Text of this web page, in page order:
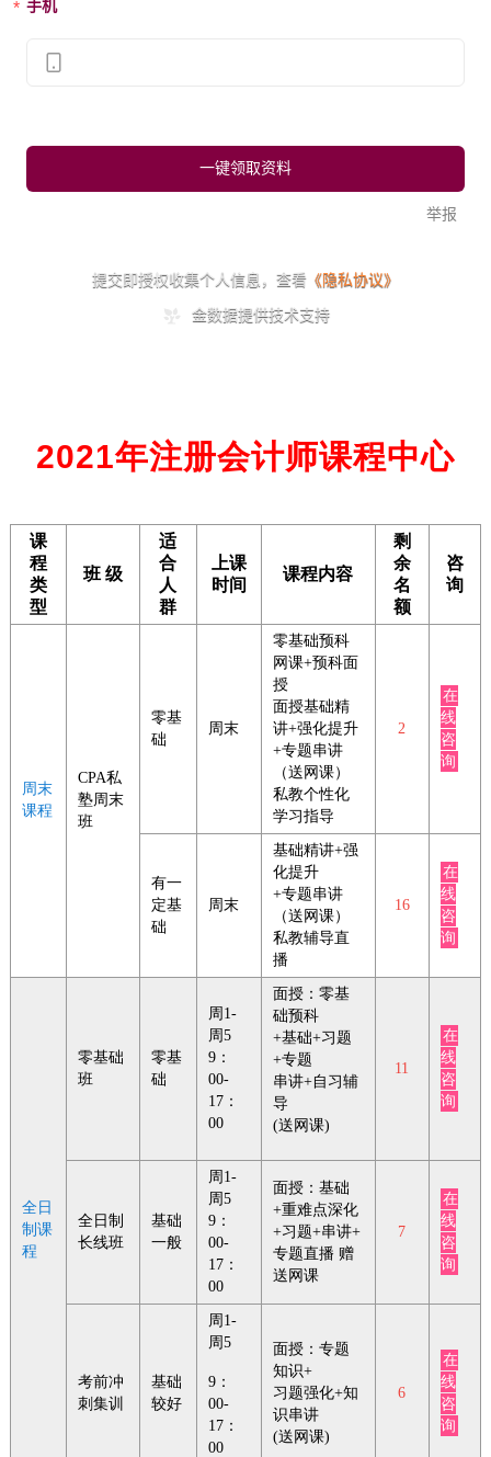
2021年注册会计师课程中心
课
程
类
型
班 级
适
合
人
群
上课
时间
课程内容
剩
余
名
额
咨
询
周末
课程
CPA私
塾周末
班
零基
础
周末
零基础预科
网课+预科面
授
面授基础精
讲+强化提升
+专题串讲
（送网课）
私教个性化
学习指导
2
在
线
咨
询
有一
定基
础
周末
基础精讲+强
化提升
+专题串讲
（送网课）
私教辅导直
播
16
在
线
咨
询
全日
制课
程
零基础
班
零基
础
周1-
周5
9：
00-
17：
00
面授：零基
础预科
+基础+习题
+专题
串讲+自习辅
导
(送网课)
11
在
线
咨
询
全日制
长线班
基础
一般
周1-
周5
9：
00-
17：
00
面授：基础
+重难点深化
+习题+串讲+
专题直播 赠
送网课
7
在
线
咨
询
考前冲
刺集训
基础
较好
周1-
周5
9：
00-
17：
00
面授：专题
知识+
习题强化+知
识串讲
(送网课)
6
在
线
咨
询